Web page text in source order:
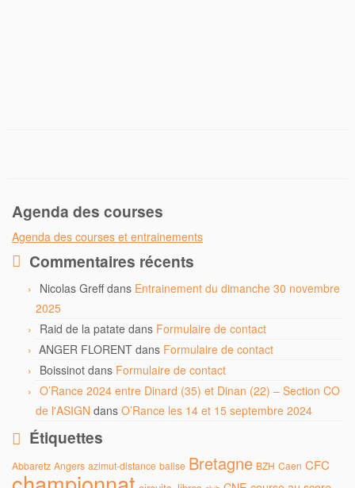
Agenda des courses
Agenda des courses et entrainements
Commentaires récents
Nicolas Greffdans Entrainement du dimanche 30 novembre
2025
Raid de la patate dans Formulaire de contact
ANGER FLORENT dans Formulaire de contact
Boissinot dans Formulaire de contact
O’Rance 2024 entre Dinard (35) et Dinan (22) – Section CO
de l'ASIGN dans O’Rance les 14 et 15 septembre 2024
Étiquettes
Abbaretz Angers azimut-distance balise Bretagne BZH Caen CFC